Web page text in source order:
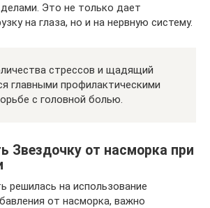
Это не только дает
на глаза, но и на нервную систему.
стрессов и щадящий
главными профилактическими
с головной болью.
Звездочку от насморка при
решилась на использование
от насморка, важно